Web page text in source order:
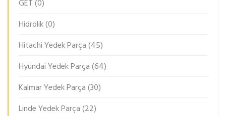
GET(0)
Hidrolik(0)
Hitachi Yedek Parça(45)
Hyundai Yedek Parça(64)
Kalmar Yedek Parça(30)
Linde Yedek Parça(22)